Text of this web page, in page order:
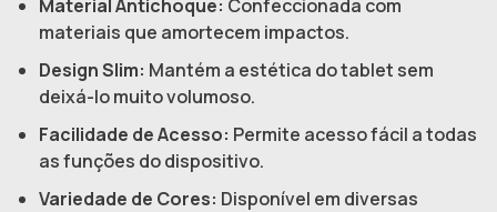
Material Antichoque: Confeccionada com
materiais que amortecem impactos.
Design Slim: Mantém a estética do tablet sem
deixá-lo muito volumoso.
Facilidade de Acesso: Permite acesso fácil a todas
as funções do dispositivo.
Variedade de Cores: Disponível em diversas